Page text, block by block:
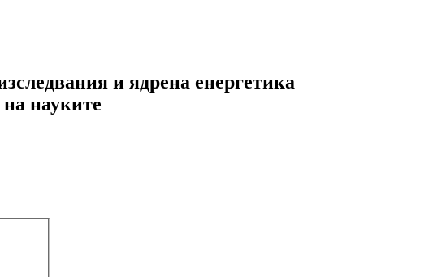
и ядрена енергетика
науките